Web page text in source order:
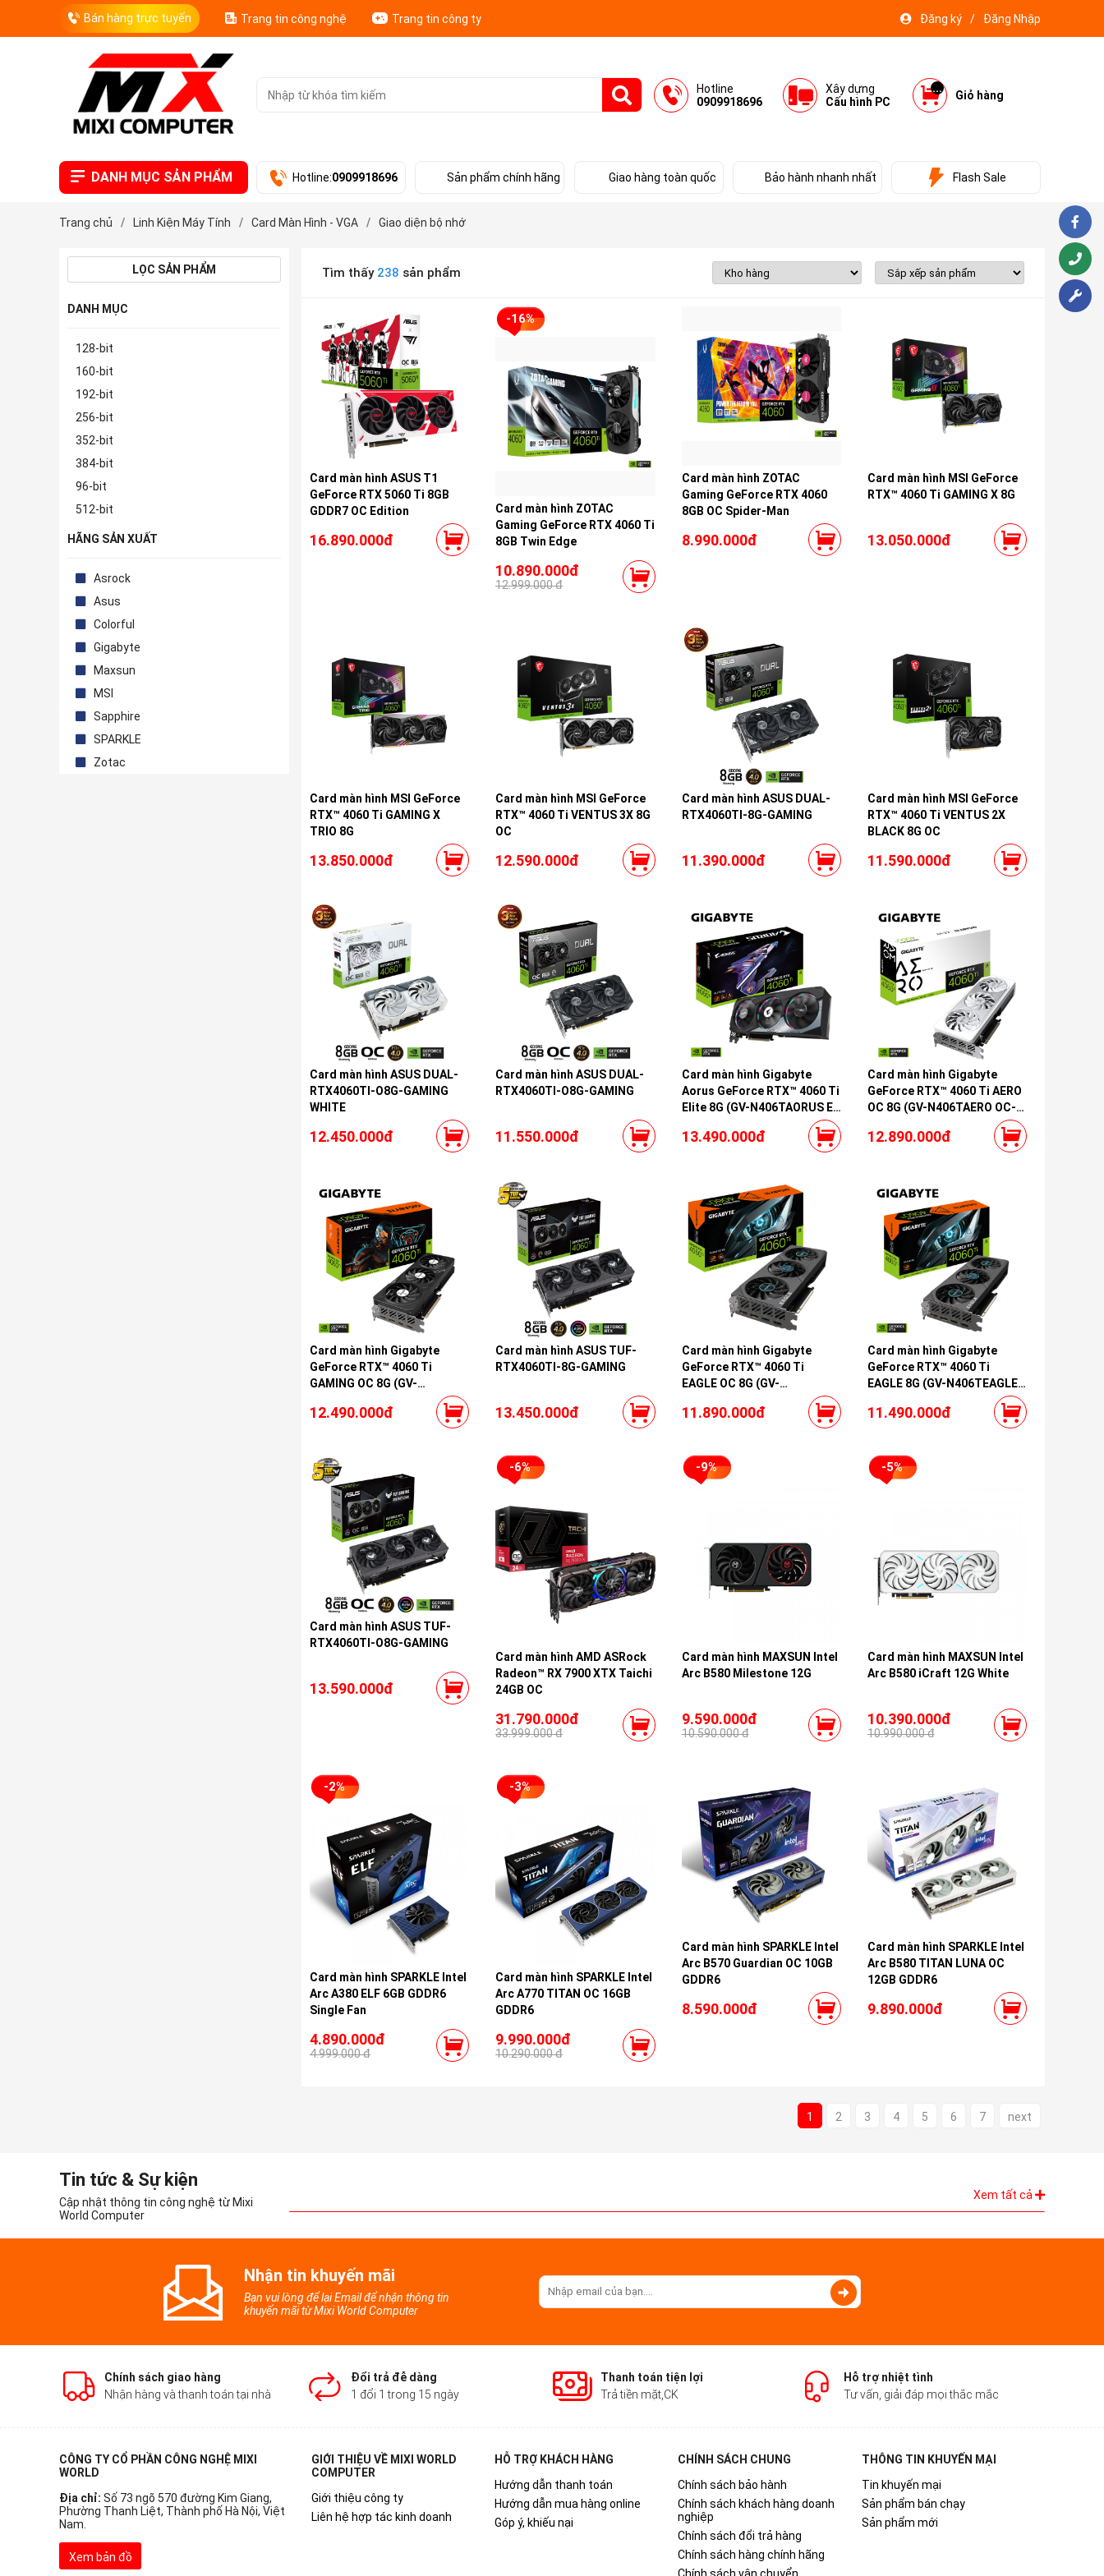
Bán hàng trực tuyến Trang tin công nghệ Trang tin công ty Đăng ký / Đăng Nhập
Hotline
0909918696
Xây dựng
Cấu hình PC
Giỏ hàng
...
DANH MỤC SẢN PHẨM Hotline:0909918696 Sản phẩm chính hãng Giao hàng toàn quốc Bảo hành nhanh nhất Flash Sale
Trang chủ / Linh Kiện Máy Tính / Card Màn Hình - VGA / Giao diện bộ nhớ
LỌC SẢN PHẨM
DANH MỤC
128-bit
160-bit
192-bit
256-bit
352-bit
384-bit
96-bit
512-bit
HÃNG SẢN XUẤT
Asrock
Asus
Colorful
Gigabyte
Maxsun
MSI
Sapphire
SPARKLE
Zotac
Tìm thấy 238 sản phẩm
Card màn hình ASUS T1
GeForce RTX 5060 Ti 8GB
GDDR7 OC Edition
16.890.000đ
-16%
Card màn hình ZOTAC
Gaming GeForce RTX 4060 Ti
8GB Twin Edge
10.890.000đ
12.999.000 đ
Card màn hình ZOTAC
Gaming GeForce RTX 4060
8GB OC Spider-Man
8.990.000đ
Card màn hình MSI GeForce
RTX™ 4060 Ti GAMING X 8G
13.050.000đ
Card màn hình MSI GeForce
RTX™ 4060 Ti GAMING X
TRIO 8G
13.850.000đ
Card màn hình MSI GeForce
RTX™ 4060 Ti VENTUS 3X 8G
OC
12.590.000đ
Card màn hình ASUS DUAL-
RTX4060TI-8G-GAMING
11.390.000đ
Card màn hình MSI GeForce
RTX™ 4060 Ti VENTUS 2X
BLACK 8G OC
11.590.000đ
Card màn hình ASUS DUAL-
RTX4060TI-O8G-GAMING
WHITE
12.450.000đ
Card màn hình ASUS DUAL-
RTX4060TI-O8G-GAMING
11.550.000đ
Card màn hình Gigabyte
Aorus GeForce RTX™ 4060 Ti
Elite 8G (GV-N406TAORUS E-
13.490.000đ
Card màn hình Gigabyte
GeForce RTX™ 4060 Ti AERO
OC 8G (GV-N406TAERO OC-
12.890.000đ
Card màn hình Gigabyte
GeForce RTX™ 4060 Ti
GAMING OC 8G (GV-
N406TGAMING OC-8GD)
12.490.000đ
Card màn hình ASUS TUF-
RTX4060TI-8G-GAMING
13.450.000đ
Card màn hình Gigabyte
GeForce RTX™ 4060 Ti
EAGLE OC 8G (GV-
11.890.000đ
Card màn hình Gigabyte
GeForce RTX™ 4060 Ti
EAGLE 8G (GV-N406TEAGLE-
11.490.000đ
Card màn hình ASUS TUF-
RTX4060TI-O8G-GAMING
13.590.000đ
-6%
Card màn hình AMD ASRock
Radeon™ RX 7900 XTX Taichi
24GB OC
31.790.000đ
33.999.000 đ
-9%
Card màn hình MAXSUN Intel
Arc B580 Milestone 12G
9.590.000đ
10.590.000 đ
-5%
Card màn hình MAXSUN Intel
Arc B580 iCraft 12G White
10.390.000đ
10.990.000 đ
-2%
Card màn hình SPARKLE Intel
Arc A380 ELF 6GB GDDR6
Single Fan
4.890.000đ
4.999.000 đ
-3%
Card màn hình SPARKLE Intel
Arc A770 TITAN OC 16GB
GDDR6
9.990.000đ
10.290.000 đ
Card màn hình SPARKLE Intel
Arc B570 Guardian OC 10GB
GDDR6
8.590.000đ
Card màn hình SPARKLE Intel
Arc B580 TITAN LUNA OC
12GB GDDR6
9.890.000đ
1 2 3 4 5 6 7 next
Tin tức & Sự kiện
Cập nhật thông tin công nghệ từ Mixi
World Computer
Xem tất cả
Nhận tin khuyến mãi
Bạn vui lòng để lại Email để nhận thông tin
khuyến mãi từ Mixi World Computer
Chính sách giao hàng
Nhận hàng và thanh toán tại nhà
Đổi trả đễ dàng
1 đổi 1 trong 15 ngày
Thanh toán tiện lợi
Trả tiền mặt,CK
Hỗ trợ nhiệt tình
Tư vấn, giải đáp mọi thắc mắc
CÔNG TY CỔ PHẦN CÔNG NGHỆ MIXI
WORLD
Địa chỉ: Số 73 ngõ 570 đường Kim Giang,
Phường Thanh Liệt, Thành phố Hà Nội, Việt
Nam.
Xem bản đồ
GIỚI THIỆU VỀ MIXI WORLD
COMPUTER
Giới thiệu công ty
Liên hệ hợp tác kinh doanh
HỖ TRỢ KHÁCH HÀNG
Hướng dẫn thanh toán
Hướng dẫn mua hàng online
Góp ý, khiếu nại
CHÍNH SÁCH CHUNG
Chính sách bảo hành
Chính sách khách hàng doanh
nghiệp
Chính sách đổi trả hàng
Chính sách hàng chính hãng
Chính sách vận chuyển
THÔNG TIN KHUYẾN MẠI
Tin khuyến mại
Sản phẩm bán chạy
Sản phẩm mới